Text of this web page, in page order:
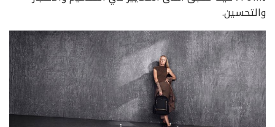
والتحسين.